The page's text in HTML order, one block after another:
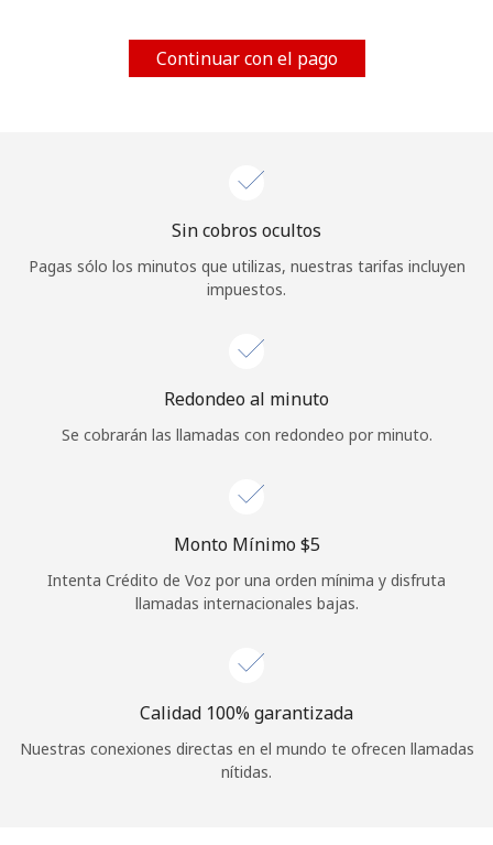
Continuar con el pago
Sin cobros ocultos
Pagas sólo los minutos que utilizas, nuestras tarifas incluyen
impuestos.
Redondeo al minuto
Se cobrarán las llamadas con redondeo por minuto.
Monto Mínimo ⁦$5⁩
Intenta Crédito de Voz por una orden mínima y disfruta
llamadas internacionales bajas.
Calidad 100% garantizada
Nuestras conexiones directas en el mundo te ofrecen llamadas
nítidas.